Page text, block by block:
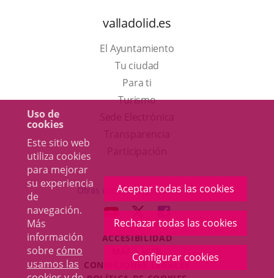
Uso de
cookies
Este sitio web
utiliza cookies
para mejorar
su experiencia
de
navegación.
Más
información
sobre cómo
usamos las
Aceptar todas las cookies
Rechazar todas las cookies
Configurar cookies
valladolid.es
El Ayuntamiento
Tu ciudad
Para ti
TurismoEste
una
ventana
nueva.
externa.
Otras webs del ayuntamiento
ENLACE
A
UNA
APLICACIÓN
EXTERNA.
ENLACE
A
UNA
APLICACIÓN
EXTERNA.
ENLACE
A
UNA
APLICACIÓN
EXTERNA.
ACCESIBILIDAD
MAPA WEB
CONDICIONES LEGALES